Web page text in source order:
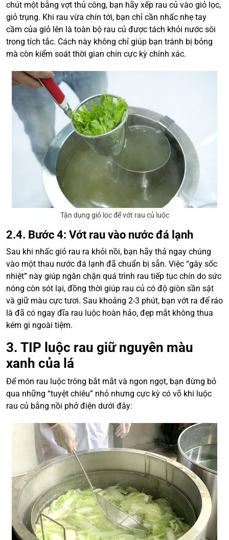
chút một bằng vợt thủ công, bạn hãy xếp rau củ vào giỏ lọc,
giỏ trụng. Khi rau vừa chín tới, bạn chỉ cần nhấc nhẹ tay
cầm của giỏ lên là toàn bộ rau củ được tách khỏi nước sôi
trong tích tắc. Cách này không chỉ giúp bạn tránh bị bỏng
mà còn kiểm soát thời gian chín cực kỳ chính xác.
Tận dụng giỏ lọc để vớt rau củ luộc
2.4. Bước 4: Vớt rau vào nước đá lạnh
Sau khi nhấc giỏ rau ra khỏi nồi, bạn hãy thả ngay chúng
vào một thau nước đá lạnh đã chuẩn bị sẵn. Việc “gây sốc
nhiệt” này giúp ngăn chặn quá trình rau tiếp tục chín do sức
nóng còn sót lại, đồng thời giúp rau củ có độ giòn sần sật
và giữ màu cực tươi. Sau khoảng 2-3 phút, bạn vớt ra để ráo
là đã có ngay đĩa rau luộc hoàn hảo, đẹp mắt không thua
kém gì ngoài tiệm.
3. TIP luộc rau giữ nguyên màu
xanh của lá
Để món rau luộc trông bắt mắt và ngon ngọt, bạn đừng bỏ
qua những “tuyệt chiêu” nhỏ nhưng cực kỳ có võ khi luộc
rau củ bằng nồi phở điện dưới đây: